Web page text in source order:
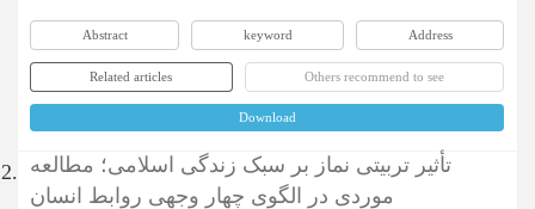
Abstract keyword Address
Related articles Others recommend to see
Download
2. تأثیر تربیتی نماز بر سبک زندگی اسلامی؛ مطالعه
موردی در الگوی چهار وجهی روابط انسان